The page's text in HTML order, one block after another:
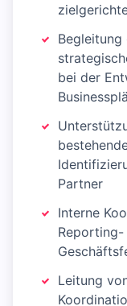
bei der
Partner
Interne
Leitung